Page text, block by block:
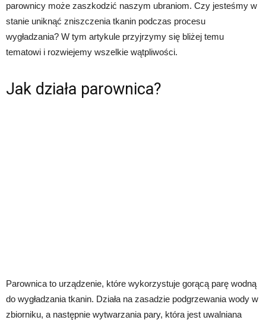
parownicy może zaszkodzić naszym ubraniom. Czy jesteśmy w
stanie uniknąć zniszczenia tkanin podczas procesu
wygładzania? W tym artykule przyjrzymy się bliżej temu
tematowi i rozwiejemy wszelkie wątpliwości.
Jak działa parownica?
Parownica to urządzenie, które wykorzystuje gorącą parę wodną
do wygładzania tkanin. Działa na zasadzie podgrzewania wody w
zbiorniku, a następnie wytwarzania pary, która jest uwalniana